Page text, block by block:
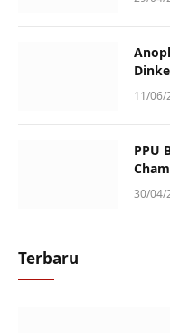
Sotek
11/06/
PPU
30/04/
Terbaru